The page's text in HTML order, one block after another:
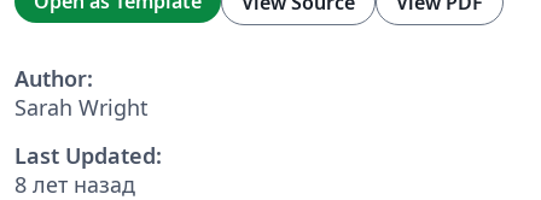
Author:
Sarah Wright
Last Updated:
8 лет назад